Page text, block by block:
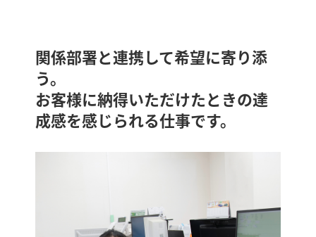
関係部署と連携して希望に寄り添
う。
お客様に納得いただけたときの達
成感を感じられる仕事です。